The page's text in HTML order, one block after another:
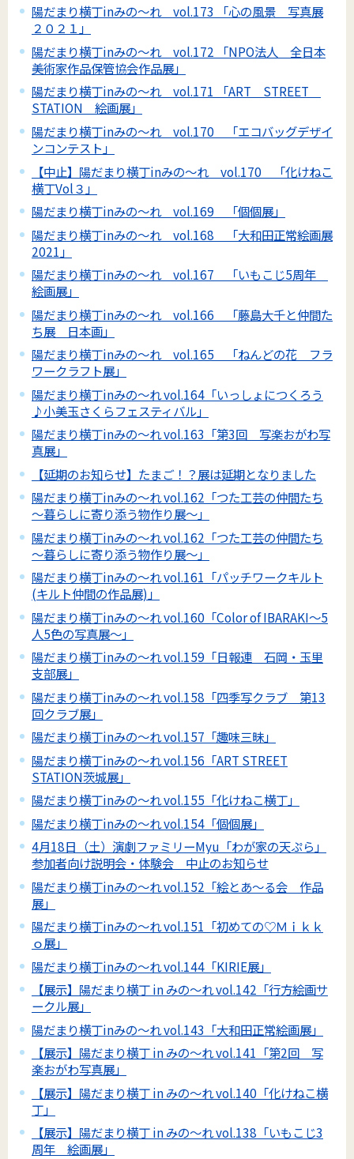
陽だまり横丁inみの～れ vol.173 「心の風景 写真展
２０２１」
陽だまり横丁inみの～れ vol.172 「NPO法人 全日本
美術家作品保管協会作品展」
陽だまり横丁inみの～れ vol.171 「ART STREET
STATION 絵画展」
陽だまり横丁inみの～れ vol.170 「エコバッグデザイ
ンコンテスト」
【中止】陽だまり横丁inみの～れ vol.170 「化けねこ
横丁Vol３」
陽だまり横丁inみの～れ vol.169 「個個展」
陽だまり横丁inみの～れ vol.168 「大和田正常絵画展
2021」
陽だまり横丁inみの～れ vol.167 「いもこじ5周年
絵画展」
陽だまり横丁inみの～れ vol.166 「藤島大千と仲間た
ち展 日本画」
陽だまり横丁inみの～れ vol.165 「ねんどの花 フラ
ワークラフト展」
陽だまり横丁inみの～れ vol.164「いっしょにつくろう
♪小美玉さくらフェスティバル」
陽だまり横丁inみの～れ vol.163「第3回 写楽おがわ写
真展」
【延期のお知らせ】たまご！？展は延期となりました
陽だまり横丁inみの～れ vol.162「つた工芸の仲間たち
～暮らしに寄り添う物作り展～」
陽だまり横丁inみの～れ vol.162「つた工芸の仲間たち
～暮らしに寄り添う物作り展～」
陽だまり横丁inみの～れ vol.161「パッチワークキルト
(キルト仲間の作品展)」
陽だまり横丁inみの～れ vol.160「Color of IBARAKI～5
人5色の写真展～」
陽だまり横丁inみの～れ vol.159「日報連 石岡・玉里
支部展」
陽だまり横丁inみの～れ vol.158「四季写クラブ 第13
回クラブ展」
陽だまり横丁inみの～れ vol.157「趣味三昧」
陽だまり横丁inみの～れ vol.156「ART STREET
STATION茨城展」
陽だまり横丁inみの～れ vol.155「化けねこ横丁」
陽だまり横丁inみの～れ vol.154「個個展」
4月18日（土）演劇ファミリーMyu「わが家の天ぷら」
参加者向け説明会・体験会 中止のお知らせ
陽だまり横丁inみの～れ vol.152「絵とあ～る会 作品
展」
陽だまり横丁inみの～れ vol.151「初めての♡Ｍｉｋｋ
ｏ展」
陽だまり横丁inみの～れ vol.144「KIRIE展」
【展示】陽だまり横丁 in みの～れ vol.142「行方絵画サ
ークル展」
陽だまり横丁inみの～れ vol.143「大和田正常絵画展」
【展示】陽だまり横丁 in みの～れ vol.141「第2回 写
楽おがわ写真展」
【展示】陽だまり横丁 in みの～れ vol.140「化けねこ横
丁」
【展示】陽だまり横丁 in みの～れ vol.138「いもこじ3
周年 絵画展」